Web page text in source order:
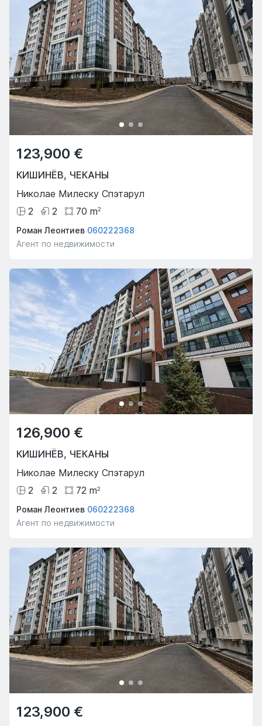
123,900 €
КИШИНЁВ, ЧЕКАНЫ
Николае Милеску Спэтарул
2
2 70 m2
Роман Леонтиев 060222368
Агент по недвижимости
126,900 €
КИШИНЁВ, ЧЕКАНЫ
Николае Милеску Спэтарул
2
2 72 m2
Роман Леонтиев 060222368
Агент по недвижимости
123,900 €